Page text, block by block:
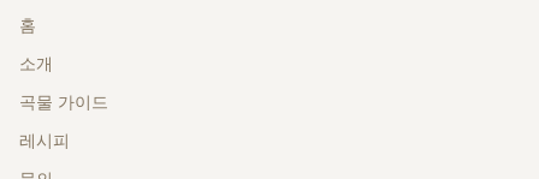
홈
소개
곡물 가이드
레시피